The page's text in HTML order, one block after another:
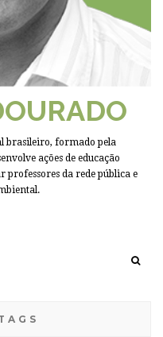
brasileiro, formado pela
ações de educação
professores da rede pública e